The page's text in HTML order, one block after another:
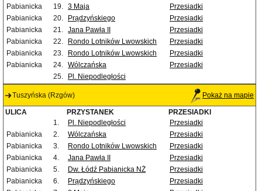
Pabianicka
19. 3 Maja
Przesiadki
Pabianicka
20. Prądzyńskiego
Przesiadki
Pabianicka
21. Jana Pawła II
Przesiadki
Pabianicka
22. Rondo Lotników Lwowskich
Przesiadki
Pabianicka
23. Rondo Lotników Lwowskich
Przesiadki
Pabianicka
24. Wólczańska
Przesiadki
25.
Pl. Niepodległości
Tuszyńska (Rzgów) Pokaż na mapie
ULICA PRZYSTANEK
PRZESIADKI
1.
Pl. Niepodległości
Przesiadki
Pabianicka
2. Wólczańska
Przesiadki
Pabianicka
3. Rondo Lotników Lwowskich
Przesiadki
Pabianicka
4. Jana Pawła II
Przesiadki
Pabianicka
5. Dw. Łódź Pabianicka NŻ
Przesiadki
Pabianicka
6. Prądzyńskiego
Przesiadki